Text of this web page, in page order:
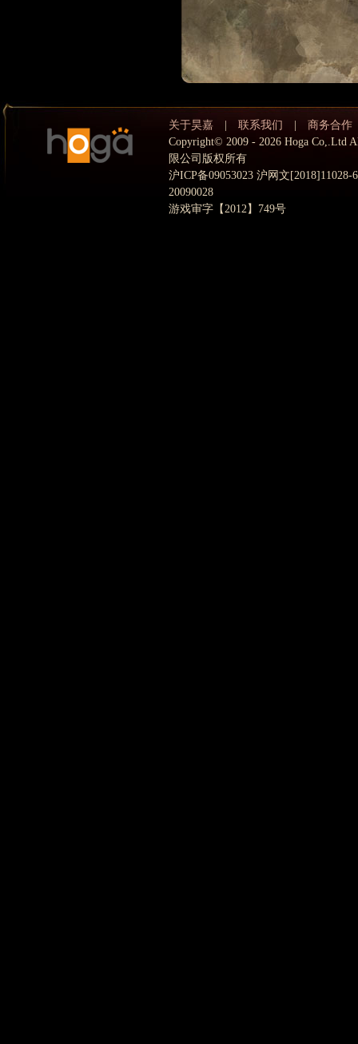
关于昊嘉 | 联系我们 | 商务合作
Copyright© 2009 - 2026 Hoga Co,.Ltd
限公司版权所有
沪ICP备09053023 沪网文
20090028
游戏审字【2012】749号